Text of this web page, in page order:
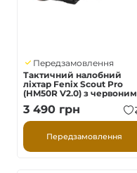
Передзамовлення
Тактичний налобний
ліхтар Fenix Scout Pro
(HM50R V2.0) з червоним
та зеленим світлом |
Лімітована серія
3 490 грн
Передзамовлення